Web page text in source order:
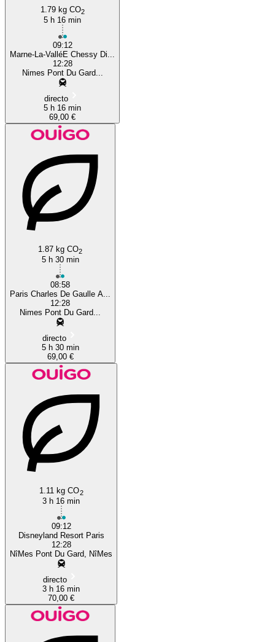
1.79 kg CO2
5 h 16 min
09:12
Marne-La-ValléE Chessy Di...
12:28
Nimes Pont Du Gard...
directo
5 h 16 min
69,00 €
1.87 kg CO2
5 h 30 min
08:58
Paris Charles De Gaulle A...
12:28
Nimes Pont Du Gard...
directo
5 h 30 min
69,00 €
1.11 kg CO2
3 h 16 min
09:12
Disneyland Resort Paris
12:28
NîMes Pont Du Gard, NîMes
directo
3 h 16 min
70,00 €